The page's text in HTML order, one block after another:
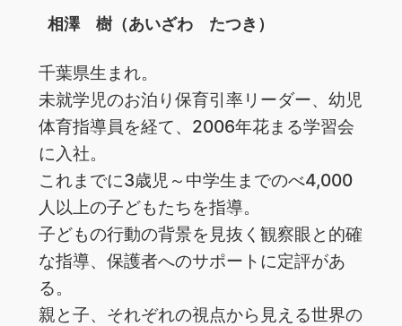
相澤 樹（あいざわ たつき）
千葉県生まれ。
未就学児のお泊り保育引率リーダー、幼児
体育指導員を経て、2006年花まる学習会
に入社。
これまでに3歳児～中学生までのべ4,000
人以上の子どもたちを指導。
子どもの行動の背景を見抜く観察眼と的確
な指導、保護者へのサポートに定評があ
る。
親と子、それぞれの視点から見える世界の